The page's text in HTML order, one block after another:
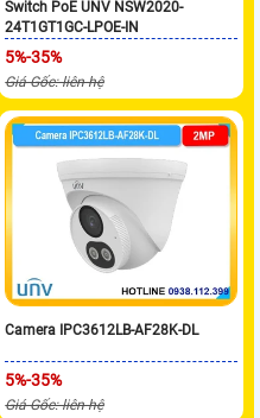
Switch PoE UNV NSW2020-
24T1GT1GC-LPOE-IN
5%-35%
Giá Gốc: liên hệ
Camera IPC3612LB-AF28K-DL
5%-35%
Giá Gốc: liên hệ